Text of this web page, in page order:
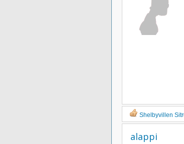
Shelbyvillen
alappi